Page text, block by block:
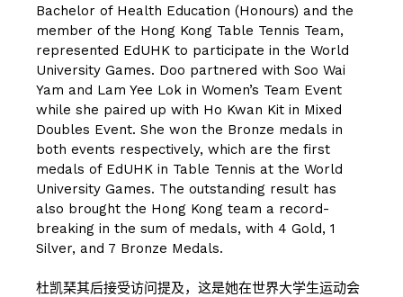
Bachelor of Health Education (Honours) and the
member of the Hong Kong Table Tennis Team,
represented EdUHK to participate in the World
University Games. Doo partnered with Soo Wai
Yam and Lam Yee Lok in Women’s Team Event
while she paired up with Ho Kwan Kit in Mixed
Doubles Event. She won the Bronze medals in
both events respectively, which are the first
medals of EdUHK in Table Tennis at the World
University Games. The outstanding result has
also brought the Hong Kong team a record-
breaking in the sum of medals, with 4 Gold, 1
Silver, and 7 Bronze Medals.
杜凯琹其后接受访问提及，这是她在世界大学生运动会